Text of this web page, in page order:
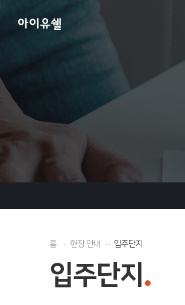
홈 현장 안내 입주단지
입주단지